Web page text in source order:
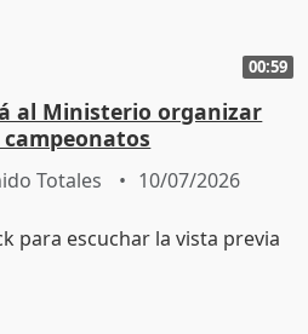
00:59
al Ministerio organizar
de España en 2027
Totales 10/07/2026